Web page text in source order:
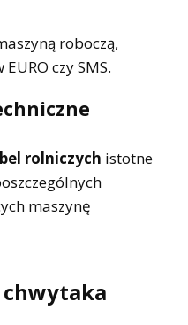
roboczą,
czy SMS.
rolniczych istotne
maszynę